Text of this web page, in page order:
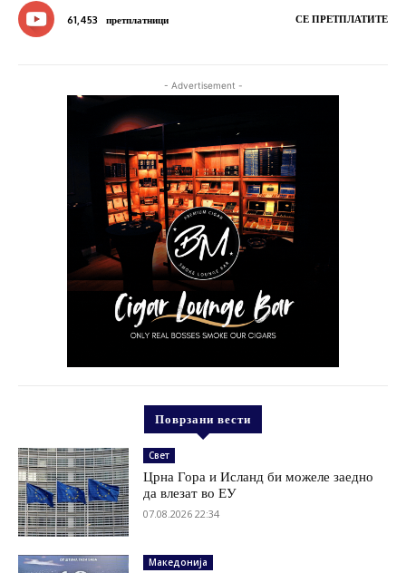
61,453 претплатници СЕ ПРЕТПЛАТИТЕ
- Advertisement -
Поврзани вести
Свет
Црна Гора и Исланд би можеле заедно
да влезат во ЕУ
07.08.2026 22:34
Македонија